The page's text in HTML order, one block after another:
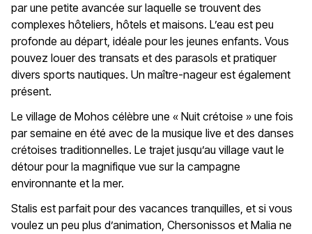
par une petite avancée sur laquelle se trouvent des
complexes hôteliers, hôtels et maisons. L’eau est peu
profonde au départ, idéale pour les jeunes enfants. Vous
pouvez louer des transats et des parasols et pratiquer
divers sports nautiques. Un maître-nageur est également
présent.
Le village de Mohos célèbre une « Nuit crétoise » une fois
par semaine en été avec de la musique live et des danses
crétoises traditionnelles. Le trajet jusqu’au village vaut le
détour pour la magnifique vue sur la campagne
environnante et la mer.
Stalis est parfait pour des vacances tranquilles, et si vous
voulez un peu plus d’animation, Chersonissos et Malia ne